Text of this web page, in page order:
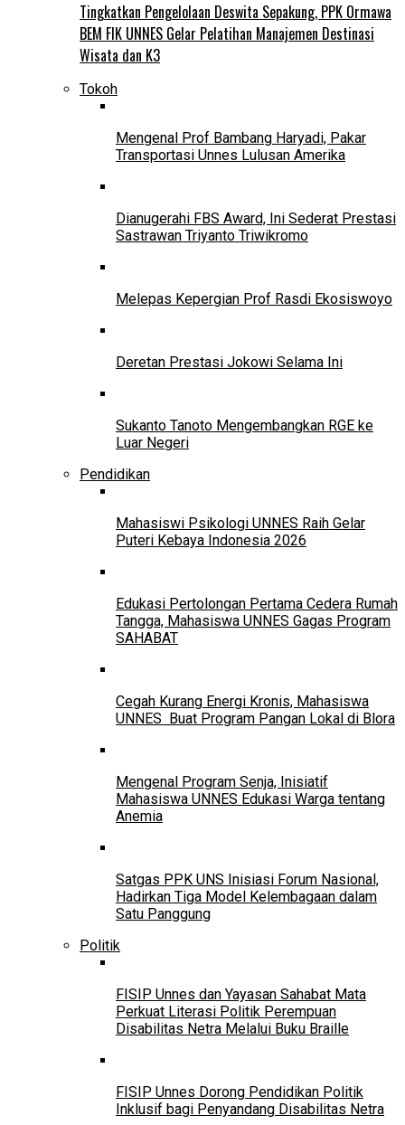
Tingkatkan Pengelolaan Deswita Sepakung, PPK Ormawa
BEM FIK UNNES Gelar Pelatihan Manajemen Destinasi
Wisata dan K3
Tokoh
Mengenal Prof Bambang Haryadi, Pakar
Transportasi Unnes Lulusan Amerika
Dianugerahi FBS Award, Ini Sederat Prestasi
Sastrawan Triyanto Triwikromo
Melepas Kepergian Prof Rasdi Ekosiswoyo
Deretan Prestasi Jokowi Selama Ini
Sukanto Tanoto Mengembangkan RGE ke
Luar Negeri
Pendidikan
Mahasiswi Psikologi UNNES Raih Gelar
Puteri Kebaya Indonesia 2026
Edukasi Pertolongan Pertama Cedera Rumah
Tangga, Mahasiswa UNNES Gagas Program
SAHABAT
Cegah Kurang Energi Kronis, Mahasiswa
UNNES Buat Program Pangan Lokal di Blora
Mengenal Program Senja, Inisiatif
Mahasiswa UNNES Edukasi Warga tentang
Anemia
Satgas PPK UNS Inisiasi Forum Nasional,
Hadirkan Tiga Model Kelembagaan dalam
Satu Panggung
Politik
FISIP Unnes dan Yayasan Sahabat Mata
Perkuat Literasi Politik Perempuan
Disabilitas Netra Melalui Buku Braille
FISIP Unnes Dorong Pendidikan Politik
Inklusif bagi Penyandang Disabilitas Netra